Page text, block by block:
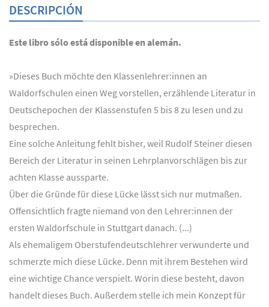
DESCRIPCIÓN
Este libro sólo está disponible en alemán.
»Dieses Buch möchte den Klassenlehrer:innen an
Waldorfschulen einen Weg vorstellen, erzählende Literatur in
Deutschepochen der Klassenstufen 5 bis 8 zu lesen und zu
besprechen.
Eine solche Anleitung fehlt bisher, weil Rudolf Steiner diesen
Bereich der Literatur in seinen Lehrplanvorschlägen bis zur
achten Klasse aussparte.
Über die Gründe für diese Lücke lässt sich nur mutmaßen.
Offensichtlich fragte niemand von den Lehrer:innen der
ersten Waldorfschule in Stuttgart danach. (...)
Als ehemaligem Oberstufendeutschlehrer verwunderte und
schmerzte mich diese Lücke. Denn mit ihrem Bestehen wird
eine wichtige Chance verspielt. Worin diese besteht, davon
handelt dieses Buch. Außerdem stelle ich mein Konzept für